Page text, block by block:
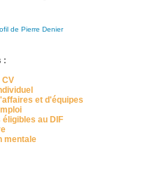
de Pierre Denier
:
et d'équipes
éligibles au DIF
mentale